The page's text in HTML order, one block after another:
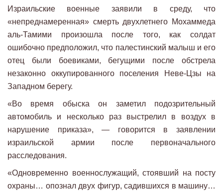
Израильские военные заявили в среду, что
«непреднамеренная» смерть двухлетнего Мохаммеда
аль-Тамими произошла после того, как солдат
ошибочно предположил, что палестинский малыш и его
отец были боевиками, бегущими после обстрела
незаконно оккупированного поселения Неве-Цзы на
Западном берегу.
«Во время обыска он заметил подозрительный
автомобиль и несколько раз выстрелил в воздух в
нарушение приказа», — говорится в заявлении
израильской армии после первоначального
расследования.
«Одновременно военнослужащий, стоявший на посту
охраны… опознал двух фигур, садившихся в машину…